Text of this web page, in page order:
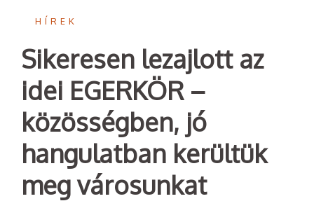
HÍREK
Sikeresen lezajlott az
idei EGERKÖR –
közösségben, jó
hangulatban kerültük
meg városunkat